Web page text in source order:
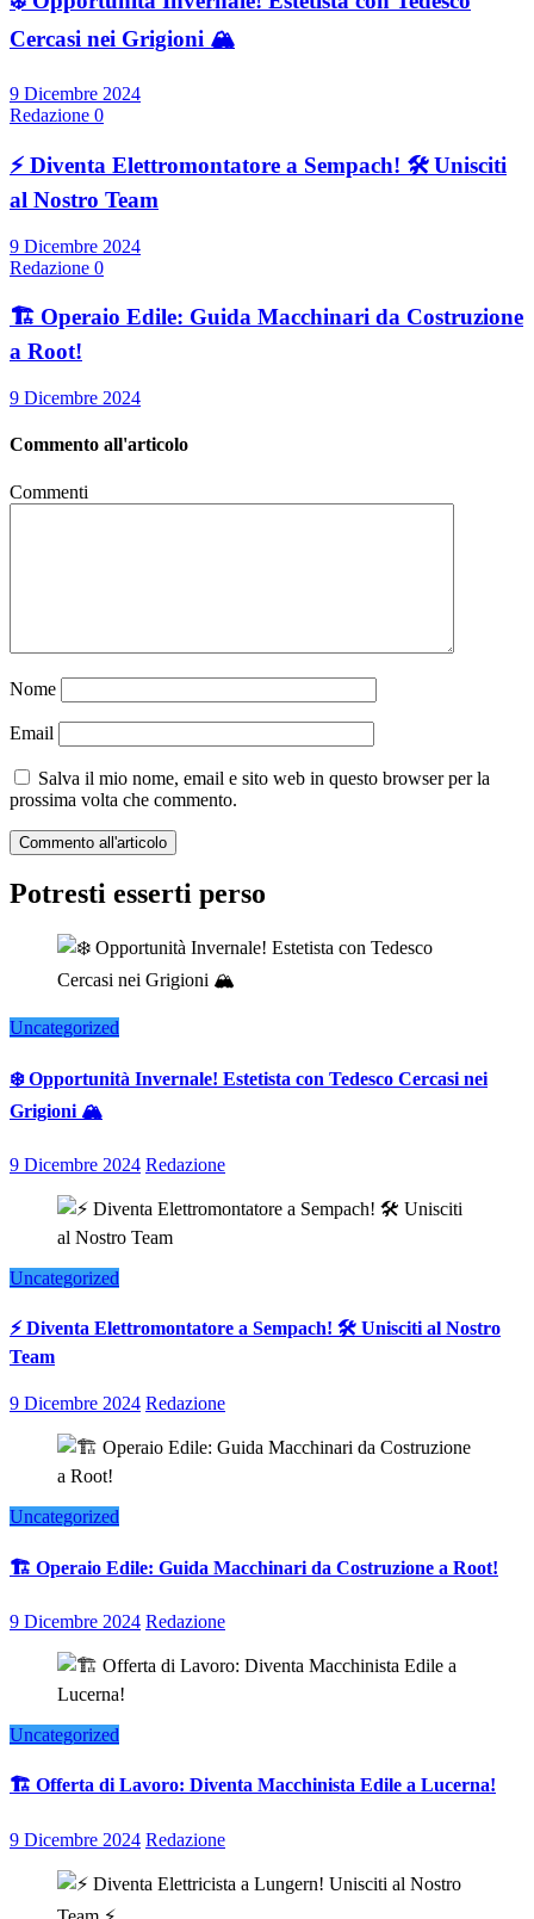
Cercasi nei Grigioni 🏔️
9 Dicembre 2024
Redazione 0
⚡ Diventa Elettromontatore a Sempach! 🛠️ Unisciti
al Nostro Team
9 Dicembre 2024
Redazione 0
🏗️ Operaio Edile: Guida Macchinari da Costruzione
a Root!
9 Dicembre 2024
Commento all'articolo
Commenti
Nome
Email
Salva il mio nome, email e sito web in questo browser per la
prossima volta che commento.
Potresti esserti perso
Uncategorized
❄️ Opportunità Invernale! Estetista con Tedesco Cercasi nei
Grigioni 🏔️
9 Dicembre 2024 Redazione
Uncategorized
⚡ Diventa Elettromontatore a Sempach! 🛠️ Unisciti al Nostro
Team
9 Dicembre 2024 Redazione
Uncategorized
🏗️ Operaio Edile: Guida Macchinari da Costruzione a Root!
9 Dicembre 2024 Redazione
Uncategorized
🏗️ Offerta di Lavoro: Diventa Macchinista Edile a Lucerna!
9 Dicembre 2024 Redazione